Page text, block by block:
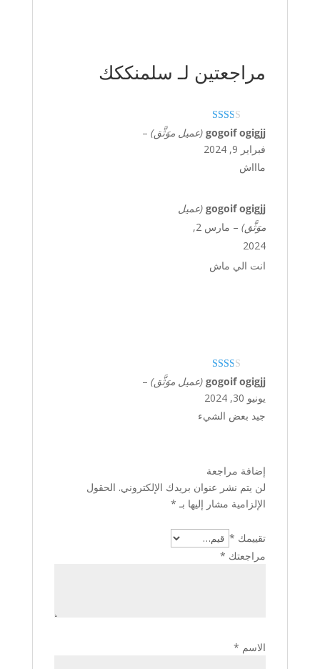
مراجعتين لـ سلمنككك
تم
التقيي
م2
gogoif ogigjj (عميل موَثَّق) –
فبراير 9, 2024
ماااش
gogoif ogigjj (عميل
موَثَّق) –
مارس 2,
2024
انت الي ماش
تم
التقيي
م2
gogoif ogigjj (عميل موَثَّق) –
يونيو 30, 2024
جيد بعض الشيء
إضافة مراجعة
لن يتم نشر عنوان بريدك الإلكتروني. الحقول
الإلزامية مشار إليها بـ *
تقييمك *
مراجعتك *
الاسم *